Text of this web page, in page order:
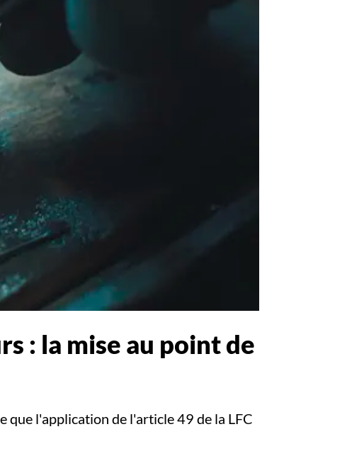
: la mise au point de
que l'application de l'article 49 de la LFC